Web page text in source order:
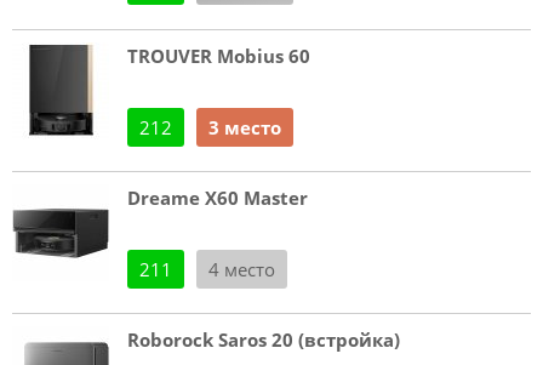
TROUVER Mobius 60
212 3 место
Dreame X60 Master
211 4 место
Roborock Saros 20 (встройка)